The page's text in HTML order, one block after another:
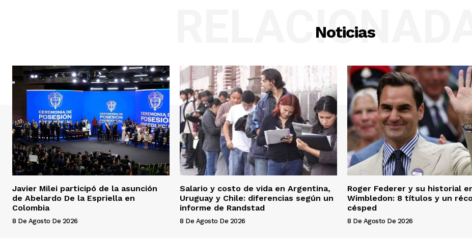
Noticias
Javier Milei participó de la asunción
de Abelardo De la Espriella en
Colombia
8 De Agosto De 2026
Salario y costo de vida en Argentina,
Uruguay y Chile: diferencias según un
informe de Randstad
8 De Agosto De 2026
Roger Federer y su historial
Wimbledon: 8 títulos y un
césped
8 De Agosto De 2026